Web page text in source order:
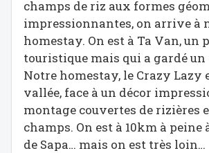
champs de riz aux formes
impressionnantes, on arrive à
homestay. On est à Ta Van,
touristique mais qui a gardé
Notre homestay, le Crazy Lazy
vallée, face à un décor
montage couvertes de rizières
champs. On est à 10km à peine
de Sapa… mais on est très loin…